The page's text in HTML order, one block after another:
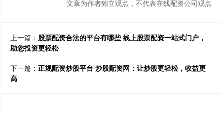
文章为作者独立观点，不代表在线配资公司观点
上一篇： 股票配资合法的平台有哪些 线上股票配资一站式门户，
助您投资更轻松
下一篇： 正规配资炒股平台 炒股配资网：让炒股更轻松，收益更
高